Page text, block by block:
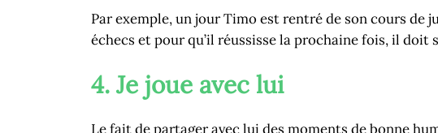
Par exemple, un jour Timo est rentré de son cours de
échecs et pour qu’il réussisse la prochaine fois, il doit
4. Je joue avec lui
Le fait de partager avec lui des moments de bonne